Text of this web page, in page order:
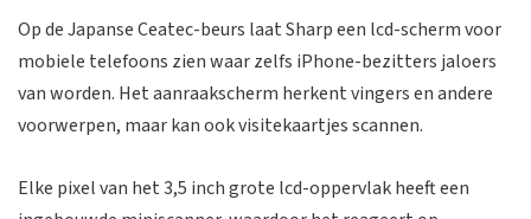
Op de Japanse Ceatec-beurs laat Sharp een lcd-scherm voor
mobiele telefoons zien waar zelfs iPhone-bezitters jaloers
van worden. Het aanraakscherm herkent vingers en andere
voorwerpen, maar kan ook visitekaartjes scannen.
Elke pixel van het 3,5 inch grote lcd-oppervlak heeft een